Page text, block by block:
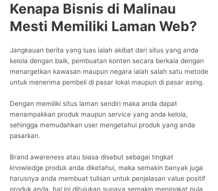
Kenapa Bisnis di Malinau
Mesti Memiliki Laman Web?
Jangkauan berita yang luas ialah akibat dari situs yang anda
kelola dengan baik, pembuatan konten secara berkala dengan
menargetkan kawasan maupun negara ialah salah satu metode
untuk menerima pembeli di pasar lokal maupun di pasar asing.
Dengan memiliki situs laman sendiri maka anda dapat
menampakkan produk maupun service yang anda kelola,
sehingga memudahkan user mengetahui produk yang anda
pasarkan.
Brand awareness atau biasa disebut sebagai tingkat
knowledge produk anda diketahui, maka semakin banyak juga
harusnya anda membuat tulisan untuk penjelasan value positif
produk anda, hal ini ditujukan supaya semakin meningkat pula